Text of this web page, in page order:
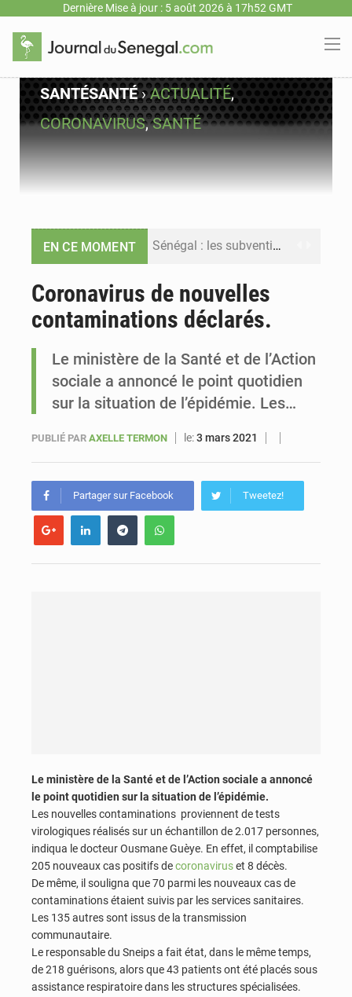
Dernière Mise à jour : 5 août 2026 à 17h52 GMT
SANTÉSANTÉ›ACTUALITÉ,
CORONAVIRUS,SANTÉ
EN CE MOMENT Sénégal : les subventions à l’énergie bondissent à 729 milliards FCFA pour contenir les prix des carburants et de l’électricité
Le vice-président de la Banque mondiale, Ousmane Diagana, est en visite au Sénégal
Coronavirus de nouvelles
contaminations déclarés.
Le ministère de la Santé et de l’Action
sociale a annoncé le point quotidien
sur la situation de l’épidémie. Les…
PUBLIÉ PAR AXELLE TERMON le:3 mars 2021
Partager sur Facebook Tweetez!
Le ministère de la Santé et de l’Action sociale a annoncé
le point quotidien sur la situation de l’épidémie.
Les nouvelles contaminations proviennent de tests
virologiques réalisés sur un échantillon de 2.017 personnes,
indiqua le docteur Ousmane Guèye. En effet, il comptabilise
205 nouveaux cas positifs decoronaviruset 8 décès.
De même, il souligna que 70 parmi les nouveaux cas de
contaminations étaient suivis par les services sanitaires.
Les 135 autres sont issus de la transmission
communautaire.
Le responsable du Sneips a fait état, dans le même temps,
de 218 guérisons, alors que 43 patients ont été placés sous
assistance respiratoire dans les structures spécialisées.